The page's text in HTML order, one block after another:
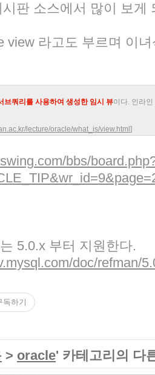
판 소스에서 많이 보게
view 라고도 부르며 이
브쿼리를 사용하여 생성한 임시 뷰이다. 인라
lecture/oracle/what_is/view.html ]
bbs/
5.0.x 부터 지원한다.
doc/refman/
독하기
> oracle' 카테고리의 다